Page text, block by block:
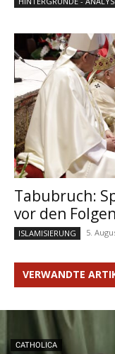
Tabubruch:
vor den
ISLAMISIERUNG 5.
VERWANDTE
CATHOLICA